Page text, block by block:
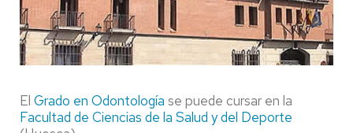
El Grado en Odontología se puede cursar en la
Facultad de Ciencias de la Salud y del Deporte